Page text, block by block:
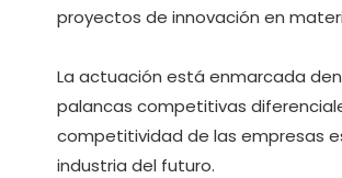
proyectos de innovación en
La actuación está enmarcada
palancas competitivas
competitividad de las empresas
industria del futuro.